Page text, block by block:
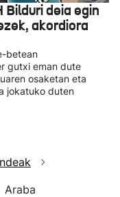
deia egin
akordiora
betean
gutxi eman dute
osaketan eta
jokatuko duten
Araba